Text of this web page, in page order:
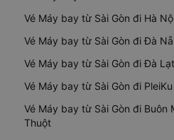
Vé Máy bay từ Sài Gòn đi Hà
Vé Máy bay từ Sài Gòn đi Đà
Vé Máy bay từ Sài Gòn đi Đà Lạt
Vé Máy bay từ Sài Gòn đi PleiKu
Vé Máy bay từ Sài Gòn đi Buôn
Thuột